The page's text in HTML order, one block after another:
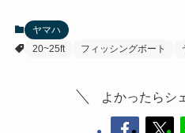
ヤマハ
20~25ft
フィッシングボート
よかったらシ